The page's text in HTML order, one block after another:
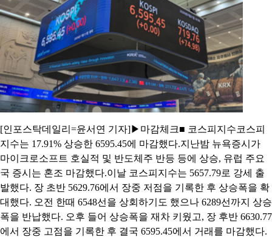
[인포스탁데일리=윤서연 기자]▶마감체크■ 코스피지수코스피
지수는 17.91% 상승한 6595.45에 마감했다.지난밤 뉴욕증시가
마이크로소프트 호실적 및 반도체주 반등 등에 상승, 유럽 주요
국 증시는 혼조 마감했다.이날 코스피지수는 5657.79로 강세 출
발했다. 장 초반 5629.76에서 장중 저점을 기록한 후 상승폭을 확
대했다. 오전 한때 6548선을 상회하기도 했으나 6289선까지 상승
폭을 반납했다. 오후 들어 상승폭을 재차 키웠고, 장 후반 6630.77
에서 장중 고점을 기록한 후 결국 6595.45에서 거래를 마감했다.